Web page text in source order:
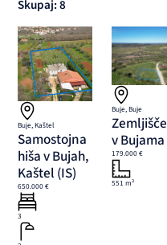
Skupaj: 8
Buje, Kaštel
Samostojna
hiša v Bujah,
Kaštel (IS)
650.000 €
3
Buje, Buje
Zemljišče
v Bujama
179.000 €
551 m²